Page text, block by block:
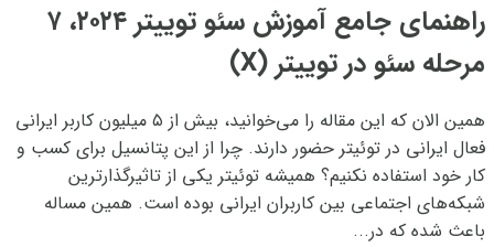
راهنمای جامع آموزش سئو توییتر ۲۰۲۴، ۷
مرحله سئو در توییتر (X)
همین الان که این مقاله را می‌خوانید، بیش از ۵ میلیون کاربر ایرانی
فعال ایرانی در توئیتر حضور دارند. چرا از این پتانسیل برای کسب و
کار خود استفاده نکنیم؟ همیشه توئیتر یکی از تاثیرگذارترین
شبکه‌های اجتماعی بین کاربران ایرانی بوده است. همین مساله
باعث شده که در...